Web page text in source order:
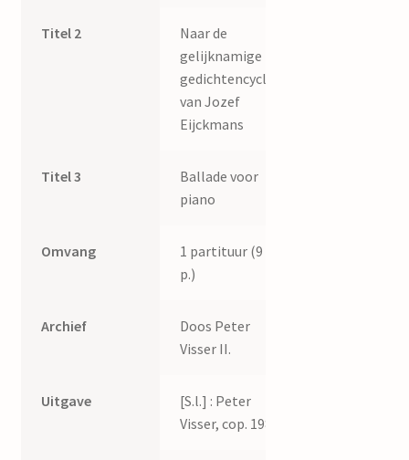
Titel 2
Naar de
gelijknamige
gedichtencyclus
van Jozef
Eijckmans
Titel 3
Ballade voor
piano
Omvang
1 partituur (9
p.)
Archief
Doos Peter
Visser II.
Uitgave
[S.l.] : Peter
Visser, cop. 1987